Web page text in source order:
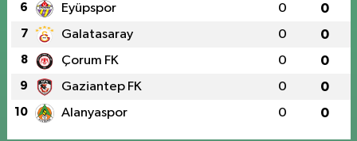
6 Eyüpspor 0 0
7 Galatasaray 0 0
8 Çorum FK 0 0
9 Gaziantep FK 0 0
10 Alanyaspor 0 0